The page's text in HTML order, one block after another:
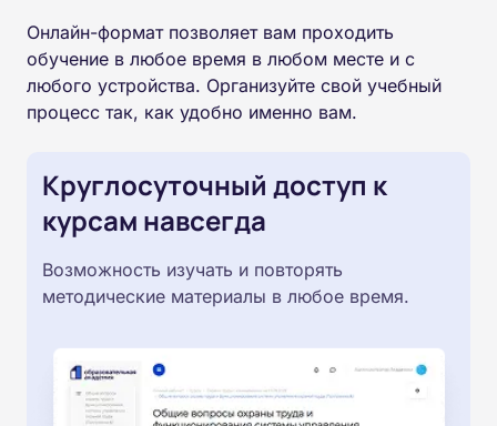
Онлайн-формат позволяет вам проходить
обучение в любое время в любом месте и с
любого устройства. Организуйте свой учебный
процесс так, как удобно именно вам.
Круглосуточный доступ к
курсам навсегда
Возможность изучать и повторять
методические материалы в любое время.